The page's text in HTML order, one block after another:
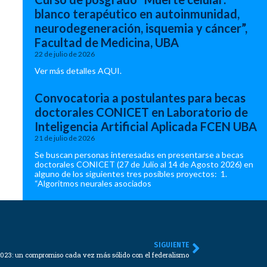
blanco terapéutico en autoinmunidad,
neurodegeneración, isquemia y cáncer”,
Facultad de Medicina, UBA
22 de julio de 2026
Ver más detalles AQUI.
Convocatoria a postulantes para becas
doctorales CONICET en Laboratorio de
Inteligencia Artificial Aplicada FCEN UBA
21 de julio de 2026
Se buscan personas interesadas en presentarse a becas
doctorales CONICET (27 de Julio al 14 de Agosto 2026) en
alguno de los siguientes tres posibles proyectos: 1.
“Algoritmos neurales asociados
SIGUIENTE
un compromiso cada vez más sólido con el federalismo